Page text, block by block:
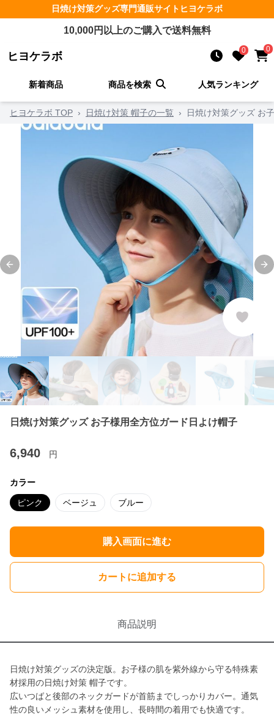
日焼け対策グッズ専門通販サイト ヒヨケラボ
10,000円以上のご購入で送料無料
ヒヨケラボ 0 0
新着商品 商品を検索 人気ランキング
ヒヨケラボ TOP › 日焼け対策 帽子の一覧 › 日焼け対策グッズ お
Previous slide
日焼け対策グッズ お子様用全方位ガード日よけ帽子
6,940 円
カラー
ピンク ベージュ ブルー
購入画面に進む
カートに追加する
商品説明
日焼け対策グッズの決定版。お子様の肌を紫外線から守る特殊素
材採用の日焼け対策 帽子です。
広いつばと後部のネックガードが首筋までしっかりカバー。通気
性の良いメッシュ素材を使用し、長時間の着用でも快適です。